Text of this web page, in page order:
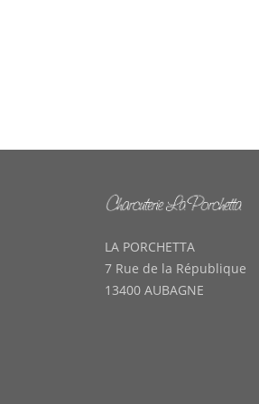
LA PORCHETTA
7 Rue de la République
13400 AUBAGNE